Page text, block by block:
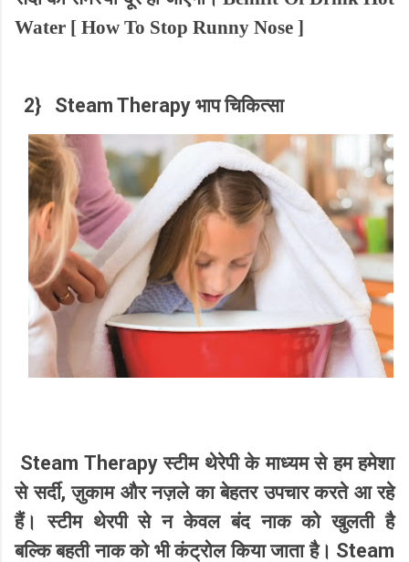
Water [ How To Stop Runny Nose ]
2} Steam Therapy भाप चिकित्सा
Steam Therapyस्टीम थेरेपी के माध्यम से हम हमेशा
से सर्दी,ज़ुकाम और नज़ले का बेहतर उपचार करते आ रहे
हैं। स्टीम थेरपी से न केवल बंद नाक को खुलती है
बल्कि बहती नाक को भी कंट्रोल किया जाता है। Steam